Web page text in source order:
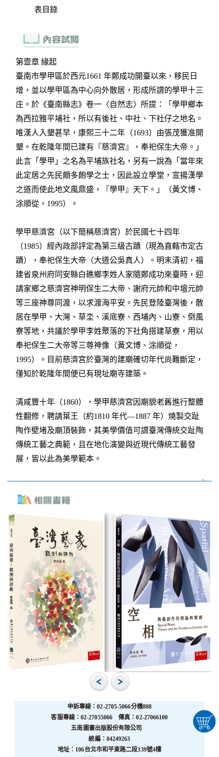
表目錄
申訴專線：02-2705-5066分機808
客服專線：02-27055066 傳真：02-27066100
五南圖書出版股份有限公司
統編：04249263
地址：106台北市和平東路二段339號4樓